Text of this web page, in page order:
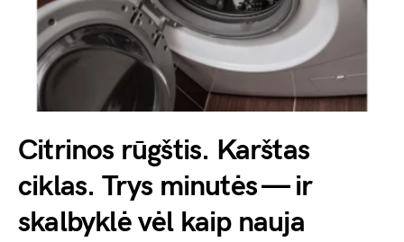
Citrinos rūgštis. Karštas
ciklas. Trys minutės — ir
skalbyklė vėl kaip nauja